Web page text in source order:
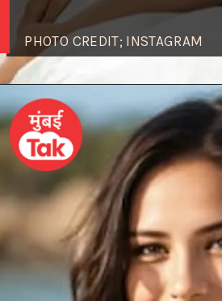
PHOTO CREDIT; INSTAGRAM